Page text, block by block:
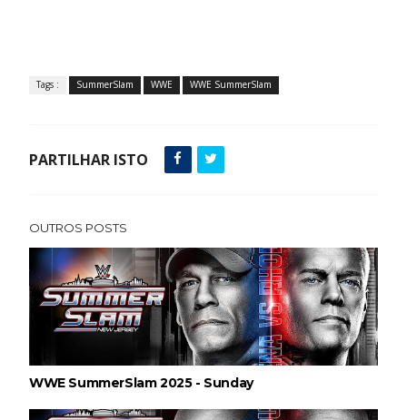
Tags : SummerSlam WWE WWE SummerSlam
PARTILHAR ISTO
OUTROS POSTS
WWE SummerSlam 2025 - Sunday